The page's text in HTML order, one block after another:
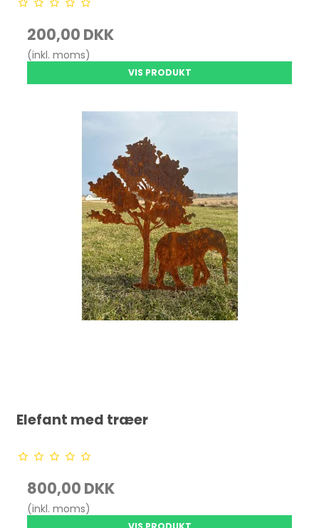
200,00 DKK
(inkl. moms)
VIS PRODUKT
Elefant med træer
800,00 DKK
(inkl. moms)